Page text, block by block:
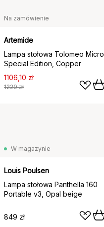
Na zamówienie
Artemide
Lampa stołowa Tolomeo Micro
Special Edition, Copper
1106,10 zł
1229 zł
W magazynie
Louis Poulsen
Lampa stołowa Panthella 160
Portable v3, Opal beige
849 zł